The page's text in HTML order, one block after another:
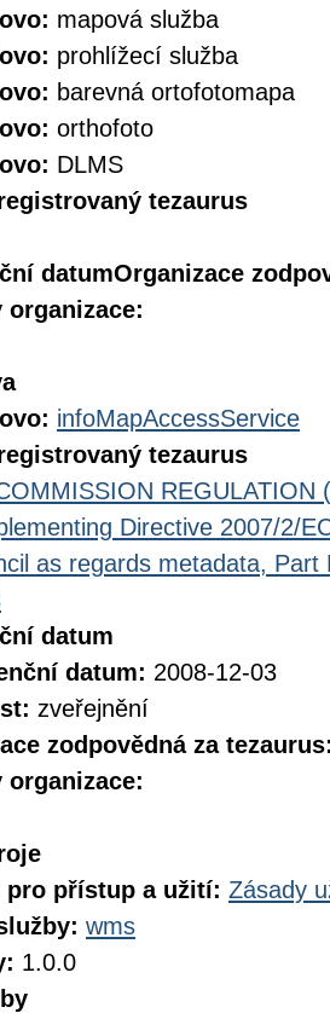
mapová služba
prohlížecí služba
barevná ortofotomapa
orthofoto
DLMS
tezaurus
datumOrganizace
organizace:
infoMapAccessService
tezaurus
REGULATION
Directive 2007/2/
as regards metadata,
datum
datum: 2008-12-03
zveřejnění
zodpovědná za
organizace:
pro přístup a užití: Zásady
wms
1.0.0